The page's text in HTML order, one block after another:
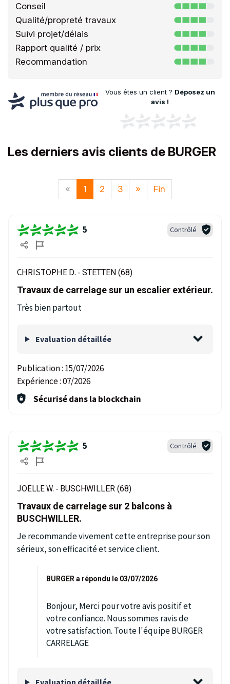
Conseil
Qualité/propreté travaux
Suivi projet/délais
Rapport qualité / prix
Recommandation
Vous êtes un client ? Déposez un
avis !
Les derniers avis clients de BURGER
« 1 2 3 » Fin
5 Contrôlé
CHRISTOPHE D. - STETTEN (68)
Travaux de carrelage sur un escalier extérieur.
Très bien partout
Evaluation détaillée
Publication : 15/07/2026
Expérience :07/2026
Sécurisé dans la blockchain
5 Contrôlé
JOELLE W. - BUSCHWILLER (68)
Travaux de carrelage sur 2 balcons à
BUSCHWILLER.
Je recommande vivement cette entreprise pour son
sérieux, son efficacité et service client.
BURGER a répondu le 03/07/2026
Bonjour, Merci pour votre avis positif et
votre confiance. Nous sommes ravis de
votre satisfaction. Toute l'équipe BURGER
CARRELAGE
Evaluation détaillée